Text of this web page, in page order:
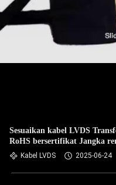
Sesuaikan kabel LVDS
RoHS bersertifikat Jangka
Kabel LVDS 2025-06-24